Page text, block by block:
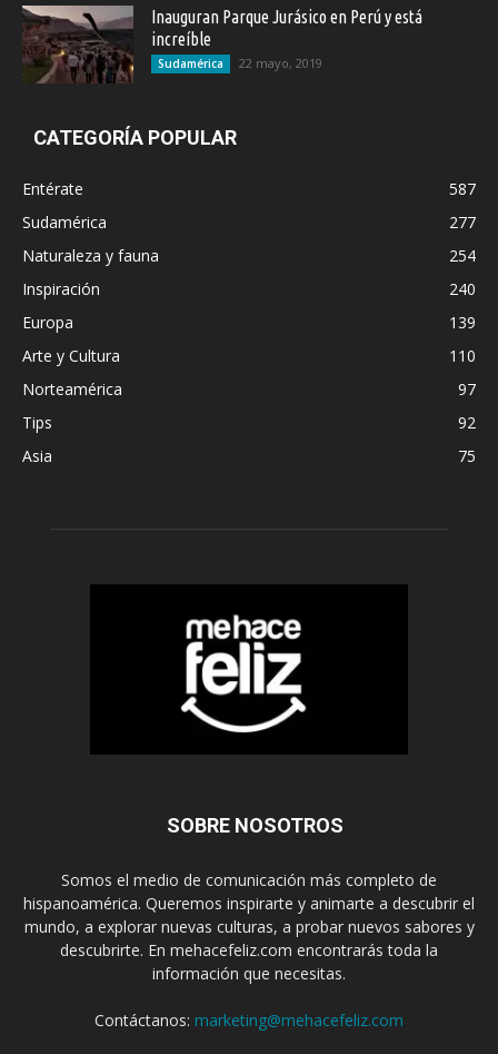
Inauguran Parque Jurásico en Perú y está
increíble
Sudamérica 22 mayo, 2019
CATEGORÍA POPULAR
Entérate
587
Sudamérica
277
Naturaleza y fauna
254
Inspiración
240
Europa
139
Arte y Cultura
110
Norteamérica
97
Tips
92
Asia
75
SOBRE NOSOTROS
Somos el medio de comunicación más completo de
hispanoamérica. Queremos inspirarte y animarte a descubrir el
mundo, a explorar nuevas culturas, a probar nuevos sabores y
descubrirte. En mehacefeliz.com encontrarás toda la
información que necesitas.
Contáctanos: marketing@mehacefeliz.com